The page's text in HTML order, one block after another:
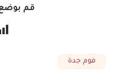
قم
فوم جدة